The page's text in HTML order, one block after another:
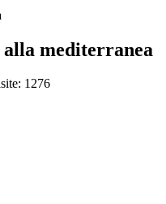
mediterranea
1276